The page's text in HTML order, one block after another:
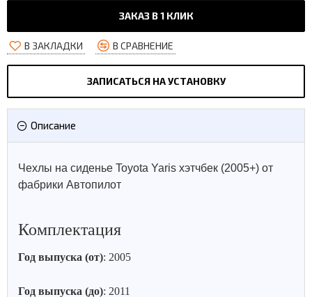
ЗАКАЗ В 1 КЛИК
В ЗАКЛАДКИ В СРАВНЕНИЕ
ЗАПИСАТЬСЯ НА УСТАНОВКУ
Описание
Чехлы на сиденье Toyota Yaris хэтчбек (2005+) от
фабрики Автопилот
Комплектация
Год выпуска (от): 2005
Год выпуска (до): 2011